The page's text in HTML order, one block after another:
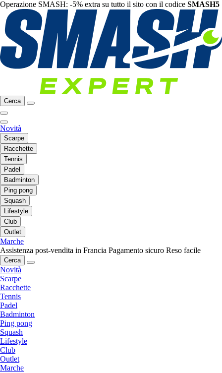
Operazione SMASH: -5% extra su tutto il sito con il codice SMASH5
Cerca
Novità
Scarpe
Racchette
Tennis
Padel
Badminton
Ping pong
Squash
Lifestyle
Club
Outlet
Marche
Assistenza post-vendita in Francia Pagamento sicuro Reso facile
Cerca
Novità
Scarpe
Racchette
Tennis
Padel
Badminton
Ping pong
Squash
Lifestyle
Club
Outlet
Marche